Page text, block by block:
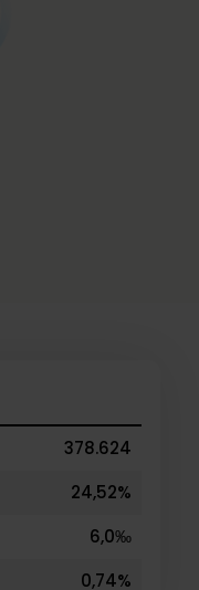
378.624
24,52%
6,0‰
0,74%